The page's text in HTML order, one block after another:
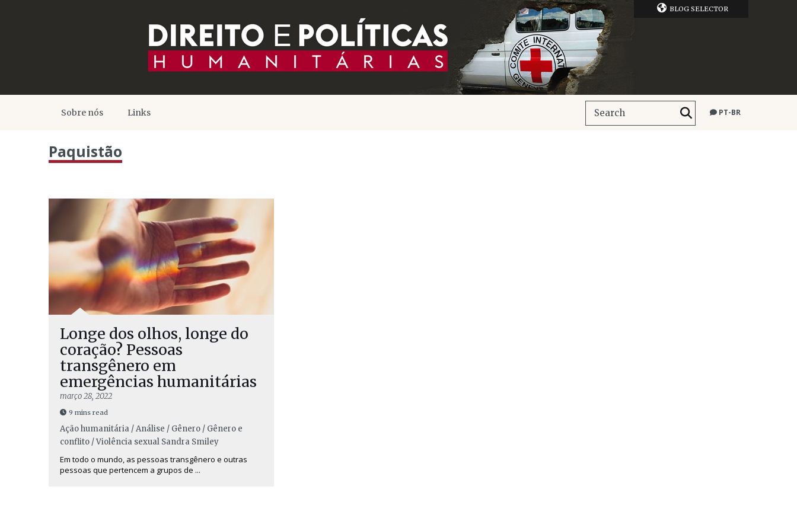
BLOG SELECTOR
Sobre nós Links PT-BR
Paquistão
Longe dos olhos, longe do
coração? Pessoas
transgênero em
emergências humanitárias
março 28, 2022
9 mins read
Ação humanitária / Análise / Gênero / Gênero e
conflito / Violência sexual Sandra Smiley
Em todo o mundo, as pessoas transgênero e outras
pessoas que pertencem a grupos de ...